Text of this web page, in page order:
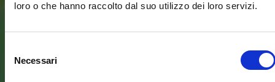
loro o che hanno raccolto dal suo utilizzo dei loro servizi.
delNecessari